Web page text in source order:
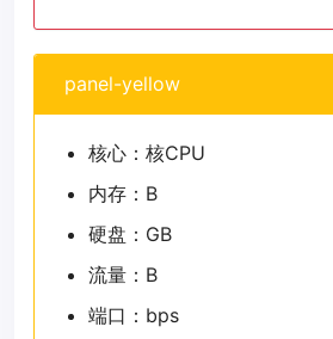
panel-yellow
核心：核CPU
内存：B
硬盘：GB
流量：B
端口：bps